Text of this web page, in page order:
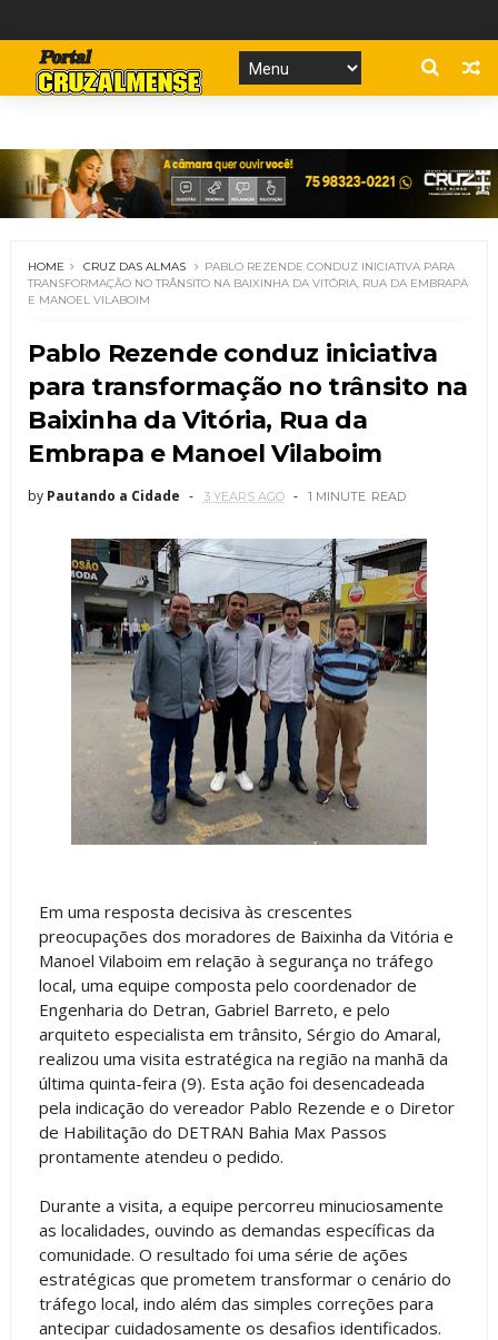
HOME CRUZ DAS ALMAS
PABLO REZENDE CONDUZ INICIATIVA PARA
TRANSFORMAÇÃO NO TRÂNSITO NA BAIXINHA DA VITÓRIA, RUA DA EMBRAPA
E MANOEL VILABOIM
Pablo Rezende conduz iniciativa
para transformação no trânsito na
Baixinha da Vitória, Rua da
Embrapa e Manoel Vilaboim
by Pautando a Cidade 3 YEARS AGO 1 MINUTE READ
Em uma resposta decisiva às crescentes
preocupações dos moradores de Baixinha da Vitória e
Manoel Vilaboim em relação à segurança no tráfego
local, uma equipe composta pelo coordenador de
Engenharia do Detran, Gabriel Barreto, e pelo
arquiteto especialista em trânsito, Sérgio do Amaral,
realizou uma visita estratégica na região na manhã da
última quinta-feira (9). Esta ação foi desencadeada
pela indicação do vereador Pablo Rezende e o Diretor
de Habilitação do DETRAN Bahia Max Passos
prontamente atendeu o pedido.
Durante a visita, a equipe percorreu minuciosamente
as localidades, ouvindo as demandas específicas da
comunidade. O resultado foi uma série de ações
estratégicas que prometem transformar o cenário do
tráfego local, indo além das simples correções para
antecipar cuidadosamente os desafios identificados.